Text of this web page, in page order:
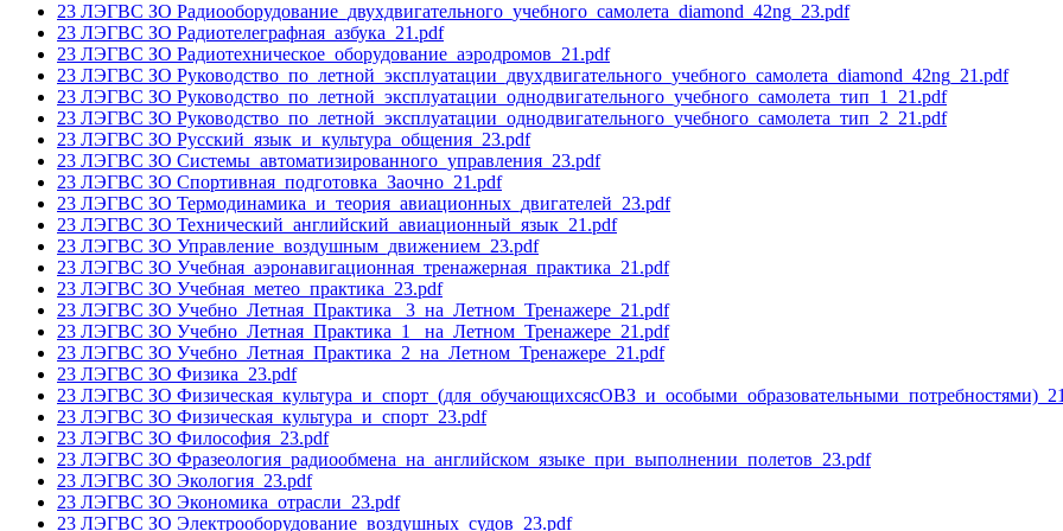
23 ЛЭГВС ЗО Радиооборудование_двухдвигательного_учебного_самолета_diamond_42ng_23.pdf
23 ЛЭГВС ЗО Радиотелеграфная_азбука_21.pdf
23 ЛЭГВС ЗО Радиотехническое_оборудование_аэродромов_21.pdf
23 ЛЭГВС ЗО Руководство_по_летной_эксплуатации_двухдвигательного_учебного_самолета_diamond_42ng_21.pdf
23 ЛЭГВС ЗО Руководство_по_летной_эксплуатации_однодвигательного_учебного_самолета_тип_1_21.pdf
23 ЛЭГВС ЗО Руководство_по_летной_эксплуатации_однодвигательного_учебного_самолета_тип_2_21.pdf
23 ЛЭГВС ЗО Русский_язык_и_культура_общения_23.pdf
23 ЛЭГВС ЗО Системы_автоматизированного_управления_23.pdf
23 ЛЭГВС ЗО Спортивная_подготовка_Заочно_21.pdf
23 ЛЭГВС ЗО Термодинамика_и_теория_авиационных_двигателей_23.pdf
23 ЛЭГВС ЗО Технический_английский_авиационный_язык_21.pdf
23 ЛЭГВС ЗО Управление_воздушным_движением_23.pdf
23 ЛЭГВС ЗО Учебная_аэронавигационная_тренажерная_практика_21.pdf
23 ЛЭГВС ЗО Учебная_метео_практика_23.pdf
23 ЛЭГВС ЗО Учебно_Летная_Практика _3_на_Летном_Тренажере_21.pdf
23 ЛЭГВС ЗО Учебно_Летная_Практика_1 _на_Летном_Тренажере_21.pdf
23 ЛЭГВС ЗО Учебно_Летная_Практика_2_на_Летном_Тренажере_21.pdf
23 ЛЭГВС ЗО Физика_23.pdf
23 ЛЭГВС ЗО
23 ЛЭГВС ЗО Физическая_культура_и_спорт_23.pdf
23 ЛЭГВС ЗО Философия_23.pdf
23 ЛЭГВС ЗО Фразеология_радиообмена_на_английском_языке_при_выполнении_полетов_23.pdf
23 ЛЭГВС ЗО Экология_23.pdf
23 ЛЭГВС ЗО Экономика_отрасли_23.pdf
23 ЛЭГВС ЗО Электрооборудование_воздушных_судов_23.pdf